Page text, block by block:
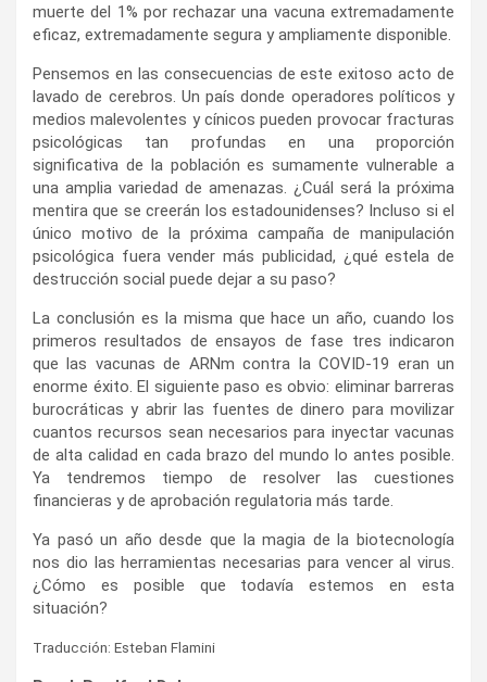
muerte del 1% por rechazar una vacuna extremadamente
eficaz, extremadamente segura y ampliamente disponible.
Pensemos en las consecuencias de este exitoso acto de
lavado de cerebros. Un país donde operadores políticos y
medios malevolentes y cínicos pueden provocar fracturas
psicológicas tan profundas en una proporción
significativa de la población es sumamente vulnerable a
una amplia variedad de amenazas. ¿Cuál será la próxima
mentira que se creerán los estadounidenses? Incluso si el
único motivo de la próxima campaña de manipulación
psicológica fuera vender más publicidad, ¿qué estela de
destrucción social puede dejar a su paso?
La conclusión es la misma que hace un año, cuando los
primeros resultados de ensayos de fase tres indicaron
que las vacunas de ARNm contra la COVID‑19 eran un
enorme éxito. El siguiente paso es obvio: eliminar barreras
burocráticas y abrir las fuentes de dinero para movilizar
cuantos recursos sean necesarios para inyectar vacunas
de alta calidad en cada brazo del mundo lo antes posible.
Ya tendremos tiempo de resolver las cuestiones
financieras y de aprobación regulatoria más tarde.
Ya pasó un año desde que la magia de la biotecnología
nos dio las herramientas necesarias para vencer al virus.
¿Cómo es posible que todavía estemos en esta
situación?
Traducción: Esteban Flamini